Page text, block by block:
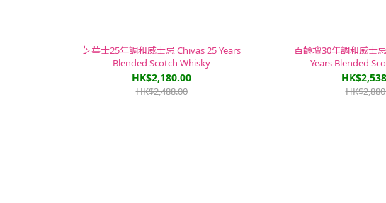
芝華士25年調和威士忌 Chivas 25 Years
Blended Scotch Whisky
HK$2,180.00
HK$2,488.00
百齡壇30年調和威士
Years Blended